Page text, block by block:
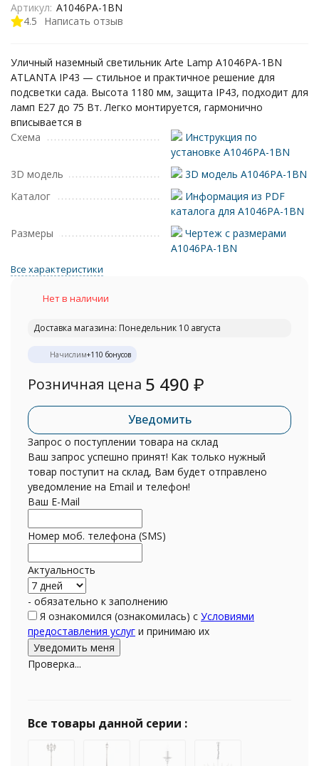
4.5 Написать отзыв
Артикул: A1046PA-1BN
Уличный наземный светильник Arte Lamp A1046PA-1BN
ATLANTA IP43 — стильное и практичное решение для
подсветки сада. Высота 1180 мм, защита IP43, подходит для
ламп E27 до 75 Вт. Легко монтируется, гармонично
вписывается в
Схема
Инструкция по
установке A1046PA-1BN
3D модель
3D модель A1046PA-1BN
Каталог
Информация из PDF
каталога для A1046PA-1BN
Размеры
Чертеж с размерами
A1046PA-1BN
Все характеристики
Нет в наличии
Доставка магазина: Понедельник 10 августа
Начислим+110 бонусов
Розничная цена 5 490 ₽
Уведомить
Запрос о поступлении товара на склад
Ваш запрос успешно принят! Как только нужный
товар поступит на склад, Вам будет отправлено
уведомление на Email и телефон!
Ваш E-Mail
Номер моб. телефона (SMS)
Актуальность
- обязательно к заполнению
Я ознакомился (ознакомилась) с Условиями
предоставления услуг и принимаю их
Проверка...
Все товары данной серии :